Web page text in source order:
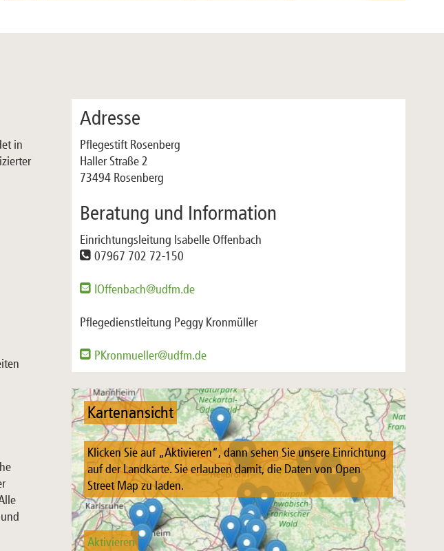
in
Adresse
Pflegestift Rosenberg
Haller Straße 2
73494 Rosenberg
Beratung und Information
Einrichtungsleitung Isabelle Offenbach
07967 702 72-150
IOffenbach@udfm.de
Pflegedienstleitung Peggy Kronmüller
PKronmueller@udfm.de
Kartenansicht
Klicken Sie auf „Aktivieren“, dann sehen Sie unsere Einrichtung
auf der Landkarte. Sie erlauben damit, die Daten von Open
Street Map zu laden.
Aktivieren